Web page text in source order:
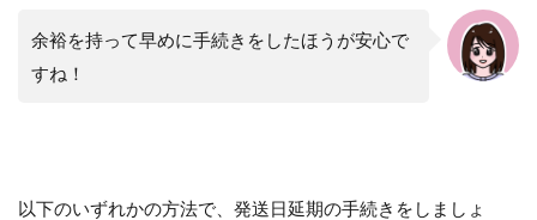
余裕を持って早めに手続きをしたほうが安心で
すね！
以下のいずれかの方法で、発送日延期の手続きをしましょ